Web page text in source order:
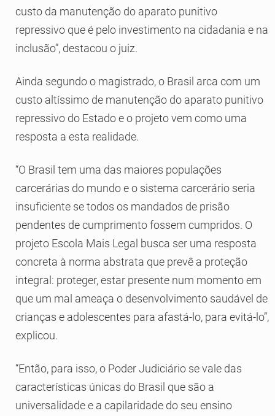
custo da manutenção do aparato punitivo
repressivo que é pelo investimento na cidadania e na
inclusão”, destacou o juiz.
Ainda segundo o magistrado, o Brasil arca com um
custo altíssimo de manutenção do aparato punitivo
repressivo do Estado e o projeto vem como uma
resposta a esta realidade.
“O Brasil tem uma das maiores populações
carcerárias do mundo e o sistema carcerário seria
insuficiente se todos os mandados de prisão
pendentes de cumprimento fossem cumpridos. O
projeto Escola Mais Legal busca ser uma resposta
concreta à norma abstrata que prevê a proteção
integral: proteger, estar presente num momento em
que um mal ameaça o desenvolvimento saudável de
crianças e adolescentes para afastá-lo, para evitá-lo”,
explicou.
“Então, para isso, o Poder Judiciário se vale das
características únicas do Brasil que são a
universalidade e a capilaridade do seu ensino